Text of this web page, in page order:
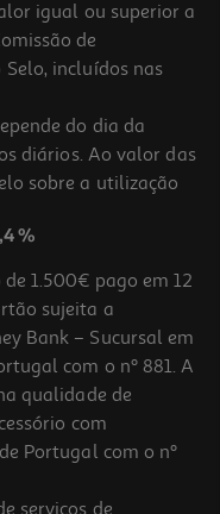
Air Vent Preto
igual ou superior a
de
incluídos nas
do dia da
diários. Ao valor das
sobre a utilização
%
1.500€ pago em 12
sujeita a
Bank – Sucursal em
com o nº 881. A
qualidade de
com
Portugal com o nº
serviços de